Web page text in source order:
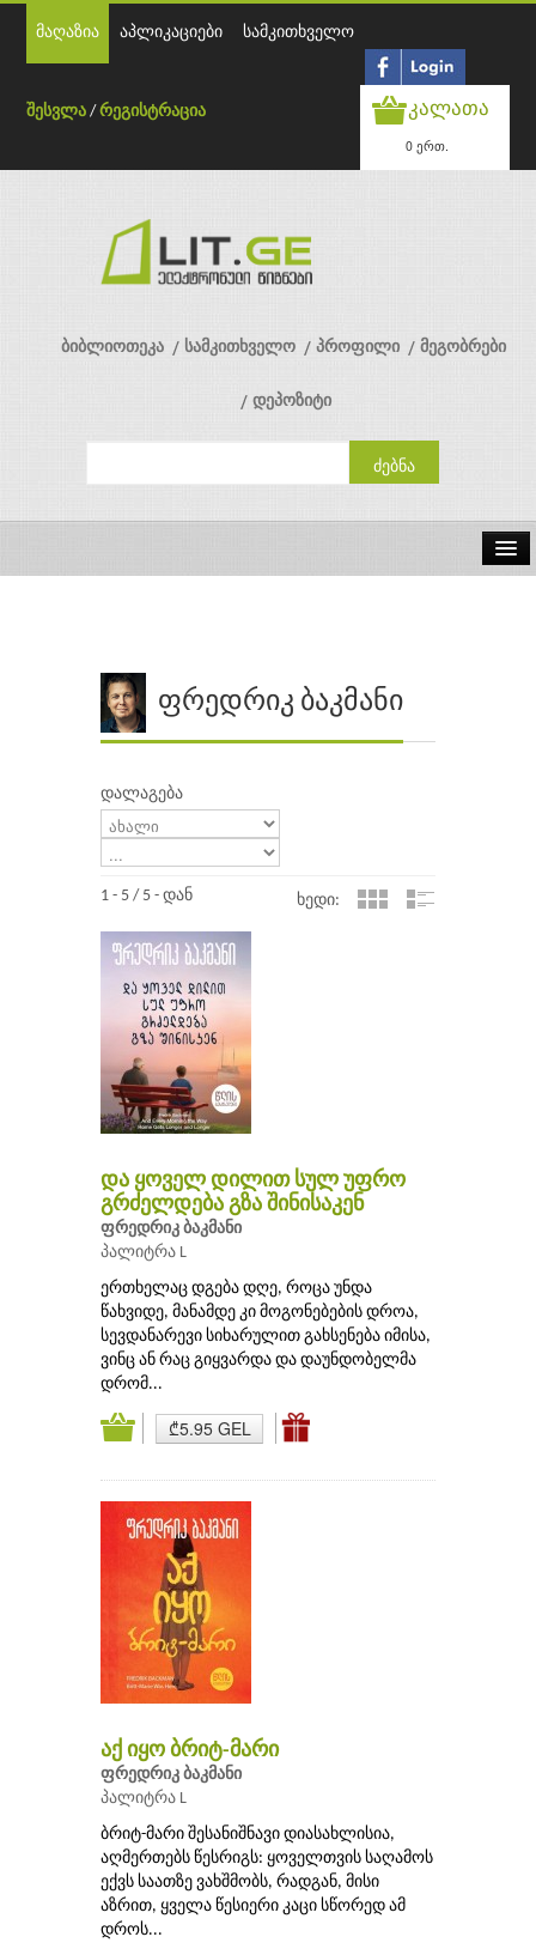
მაღაზია აპლიკაციები სამკითხველო
შესვლა /რეგისტრაცია კალათა
0 ერთ.
ბიბლიოთეკა სამკითხველო პროფილი მეგობრები
დეპოზიტი
ავტორები
გამომცემლობები
ფრედრიკ ბაკმანი
დალაგება
1 - 5 / 5 - დან ხედი:
და ყოველ დილით სულ უფრო
გრძელდება გზა შინისაკენ
ფრედრიკ ბაკმანი
პალიტრა L
ერთხელაც დგება დღე, როცა უნდა
წახვიდე, მანამდე კი მოგონებების დროა,
სევდანარევი სიხარულით გახსენება იმისა,
ვინც ან რაც გიყვარდა და დაუნდობელმა
დრომ...
₾5.95 GEL
აქ იყო ბრიტ-მარი
ფრედრიკ ბაკმანი
პალიტრა L
ბრიტ-მარი შესანიშნავი დიასახლისია,
აღმერთებს წესრიგს: ყოველთვის საღამოს
ექვს საათზე ვახშმობს, რადგან, მისი
აზრით, ყველა წესიერი კაცი სწორედ ამ
დროს...